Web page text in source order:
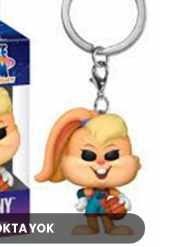
YOK